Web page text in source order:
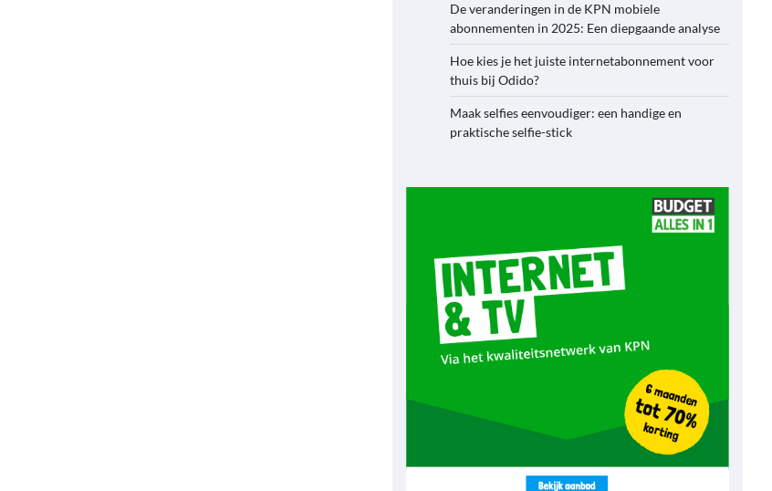
De veranderingen in de KPN mobiele
abonnementen in 2025: Een diepgaande analyse
Hoe kies je het juiste internetabonnement voor
thuis bij Odido?
Maak selfies eenvoudiger: een handige en
praktische selfie-stick